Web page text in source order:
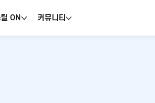
ON 커뮤니티